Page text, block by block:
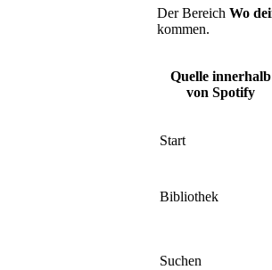
Der Bereich Wo
kommen.
Quelle innerhalb
von Spotify
Start
Bibliothek
Suchen